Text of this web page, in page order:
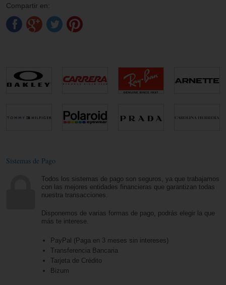
Compartir en:
Sistemas de Pago
Todos los sistemas de pago son seguros, ya que trabajamos
con las mejores entidades financieras que garantizan todas
nuestra transacciones.
Disponemos de varias formas de pago, podrás elegir la que
más te interese.
PayPal (Paga en 3 meses sin intereses)
Transferencia Bancaria
Tarjeta de Crédito
Bizum